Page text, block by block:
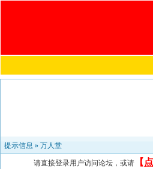
提示信息 » 万人堂
请直接登录用户访问论坛，或请 【